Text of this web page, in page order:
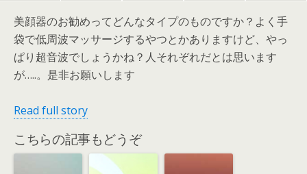
美顔器のお勧めってどんなタイプのものですか？よく手
袋で低周波マッサージするやつとかありますけど、やっ
ぱり超音波でしょうかね？人それぞれだとは思います
が…..。是非お願いします
Read full story
こちらの記事もどうぞ